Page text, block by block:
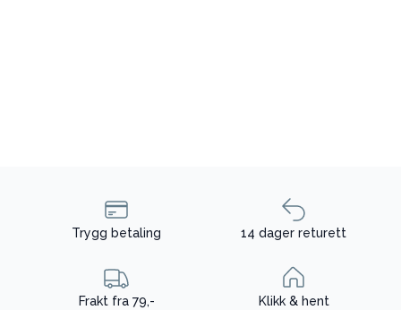
Trygg betaling 14 dager returett
Frakt fra 79,- Klikk & hent